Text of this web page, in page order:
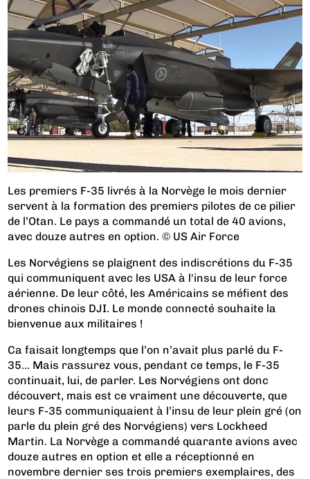
Les premiers F-35 livrés à la Norvège le mois dernier
servent à la formation des premiers pilotes de ce pilier
de l’Otan. Le pays a commandé un total de 40 avions,
avec douze autres en option. © US Air Force
Les Norvégiens se plaignent des indiscrétions du F-35
qui communiquent avec les USA à l'insu de leur force
aérienne. De leur côté, les Américains se méfient des
drones chinois DJI. Le monde connecté souhaite la
bienvenue aux militaires !
Ca faisait longtemps que l’on n’avait plus parlé du F-
35… Mais rassurez vous, pendant ce temps, le F-35
continuait, lui, de parler. Les Norvégiens ont donc
découvert, mais est ce vraiment une découverte, que
leurs F-35 communiquaient à l’insu de leur plein gré (on
parle du plein gré des Norvégiens) vers Lockheed
Martin. La Norvège a commandé quarante avions avec
douze autres en option et elle a réceptionné en
novembre dernier ses trois premiers exemplaires, des